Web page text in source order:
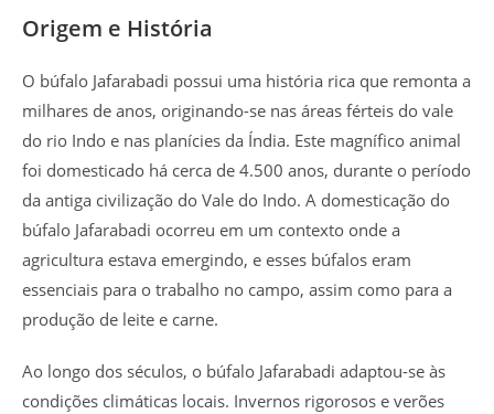
Origem e História
O búfalo Jafarabadi possui uma história rica que remonta a
milhares de anos, originando-se nas áreas férteis do vale
do rio Indo e nas planícies da Índia. Este magnífico animal
foi domesticado há cerca de 4.500 anos, durante o período
da antiga civilização do Vale do Indo. A domesticação do
búfalo Jafarabadi ocorreu em um contexto onde a
agricultura estava emergindo, e esses búfalos eram
essenciais para o trabalho no campo, assim como para a
produção de leite e carne.
Ao longo dos séculos, o búfalo Jafarabadi adaptou-se às
condições climáticas locais. Invernos rigorosos e verões